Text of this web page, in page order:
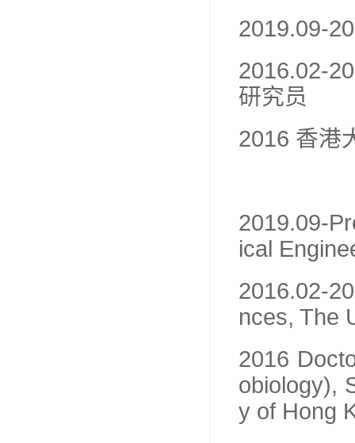
2019.09-
2016.02-
研究员
2016 香港
2019.09-
ical
2016.02-
nces, The
2016
obiology),
y of Hong